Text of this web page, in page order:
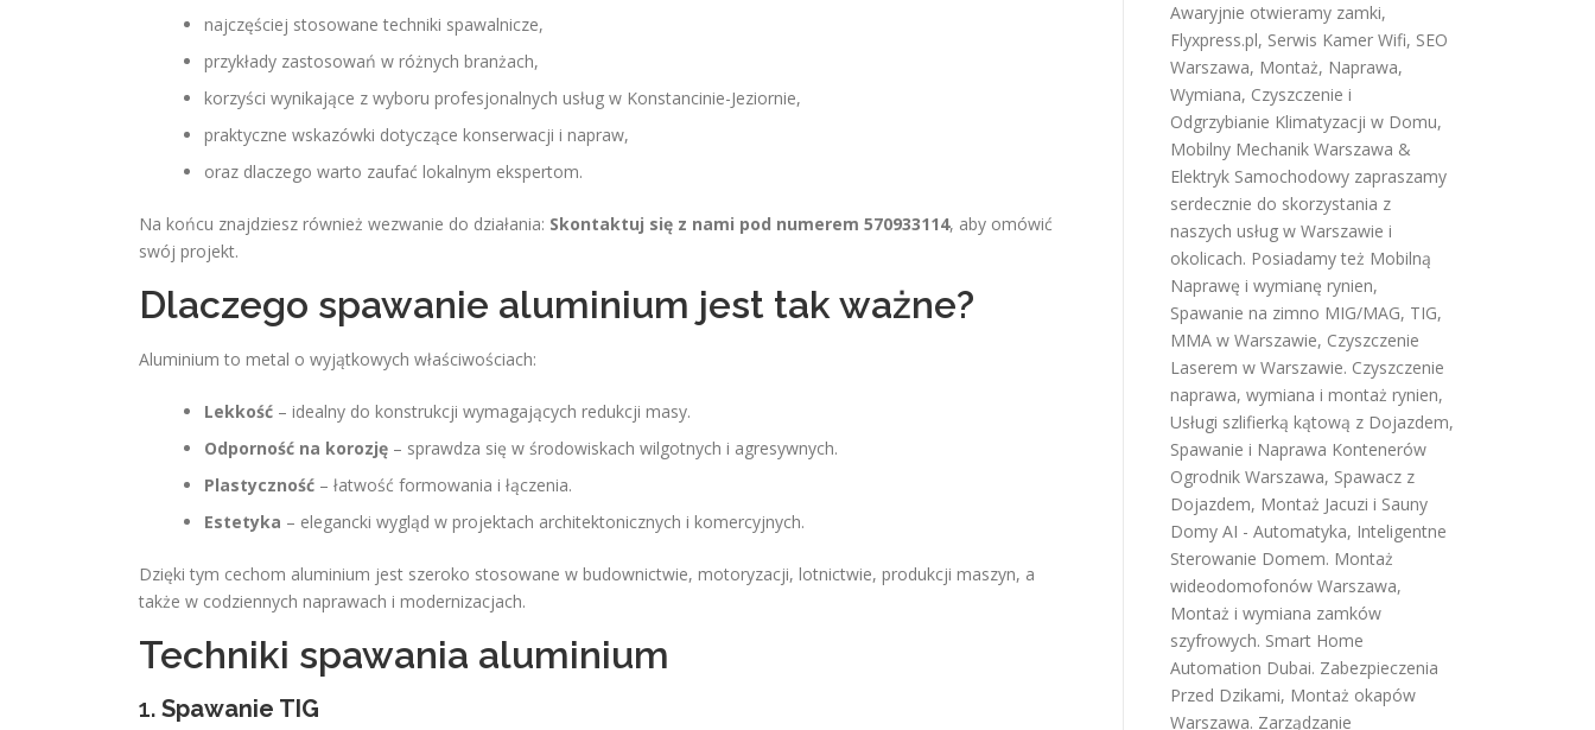
najczęściej stosowane techniki spawalnicze,
przykłady zastosowań w różnych branżach,
korzyści wynikające z wyboru profesjonalnych usług w Konstancinie-Jeziornie,
praktyczne wskazówki dotyczące konserwacji i napraw,
oraz dlaczego warto zaufać lokalnym ekspertom.
Na końcu znajdziesz również wezwanie do działania: Skontaktuj się z nami pod numerem 570933114, aby omówić
swój projekt.
Dlaczego spawanie aluminium jest tak ważne?
Aluminium to metal o wyjątkowych właściwościach:
Lekkość – idealny do konstrukcji wymagających redukcji masy.
Odporność na korozję – sprawdza się w środowiskach wilgotnych i agresywnych.
Plastyczność – łatwość formowania i łączenia.
Estetyka – elegancki wygląd w projektach architektonicznych i komercyjnych.
Dzięki tym cechom aluminium jest szeroko stosowane w budownictwie, motoryzacji, lotnictwie, produkcji maszyn, a
także w codziennych naprawach i modernizacjach.
Techniki spawania aluminium
1. Spawanie TIG
Awaryjnie otwieramy zamki,
Flyxpress.pl, Serwis Kamer Wifi, SEO
Warszawa, Montaż, Naprawa,
Wymiana, Czyszczenie i
Odgrzybianie Klimatyzacji w Domu,
Mobilny Mechanik Warszawa &
Elektryk Samochodowy zapraszamy
serdecznie do skorzystania z
naszych usług w Warszawie i
okolicach. Posiadamy też Mobilną
Naprawę i wymianę rynien,
Spawanie na zimno MIG/MAG, TIG,
MMA w Warszawie, Czyszczenie
Laserem w Warszawie. Czyszczenie
naprawa, wymiana i montaż rynien,
Usługi szlifierką kątową z Dojazdem,
Spawanie i Naprawa Kontenerów
Ogrodnik Warszawa, Spawacz z
Dojazdem, Montaż Jacuzi i Sauny
Domy AI - Automatyka, Inteligentne
Sterowanie Domem. Montaż
wideodomofonów Warszawa,
Montaż i wymiana zamków
szyfrowych. Smart Home
Automation Dubai. Zabezpieczenia
Przed Dzikami, Montaż okapów
Warszawa. Zarządzanie